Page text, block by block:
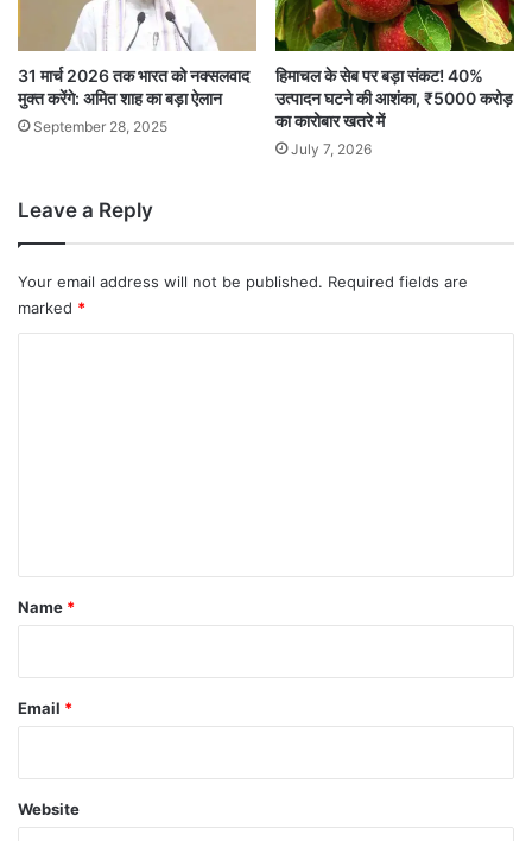
31 मार्च 2026 तक भारत को नक्सलवाद
मुक्त करेंगे: अमित शाह का बड़ा ऐलान
September 28, 2025
हिमाचल के सेब पर बड़ा संकट! 40%
उत्पादन घटने की आशंका, ₹5000 करोड़
का कारोबार खतरे में
July 7, 2026
Leave a Reply
Your email address will not be published. Required fields are
marked *
*
Name *
Email *
Website